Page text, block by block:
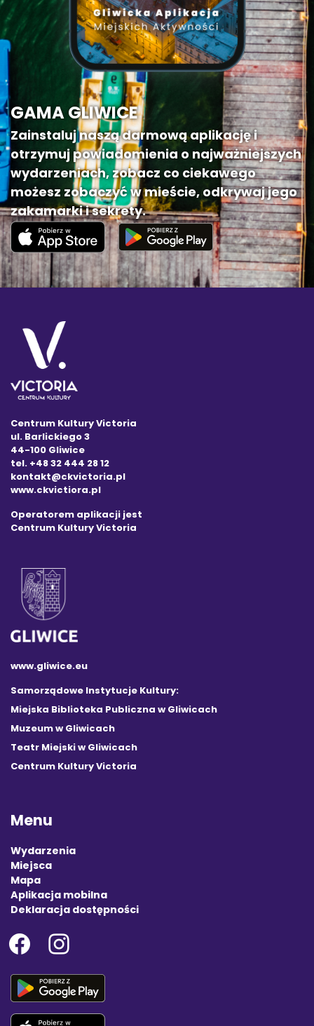
GAMA GLIWICE
Zainstaluj naszą darmową aplikację i
otrzymuj powiadomienia o najważniejszych
wydarzeniach, zobacz co ciekawego
możesz zobaczyć w mieście, odkrywaj jego
zakamarki i sekrety.
Centrum Kultury Victoria
ul. Barlickiego 3
44-100 Gliwice
tel. +48 32 444 28 12
kontakt@ckvictoria.pl
www.ckvictiora.pl
Operatorem aplikacji jest
Centrum Kultury Victoria
www.gliwice.eu
Samorządowe Instytucje Kultury:
Miejska Biblioteka Publiczna w Gliwicach
Muzeum w Gliwicach
Teatr Miejski w Gliwicach
Centrum Kultury Victoria
Menu
Wydarzenia
Miejsca
Mapa
Aplikacja mobilna
Deklaracja dostępności